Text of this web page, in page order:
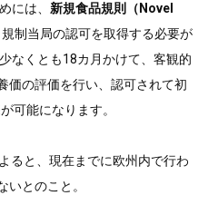
には、新規食品規則（Novel
制当局の認可を取得する必要が
なくとも18カ月かけて、客観的
価の評価を行い、認可されて初
可能になります。
ると、現在までに欧州内で行わ
いとのこと。